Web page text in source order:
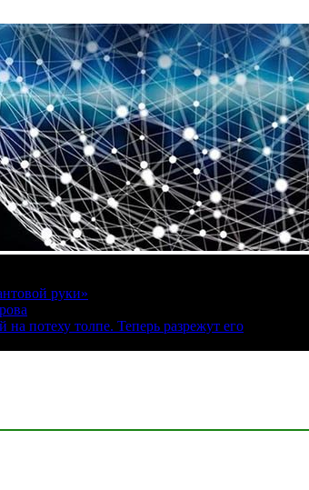
руки»
на потеху толпе. Теперь разрежут его